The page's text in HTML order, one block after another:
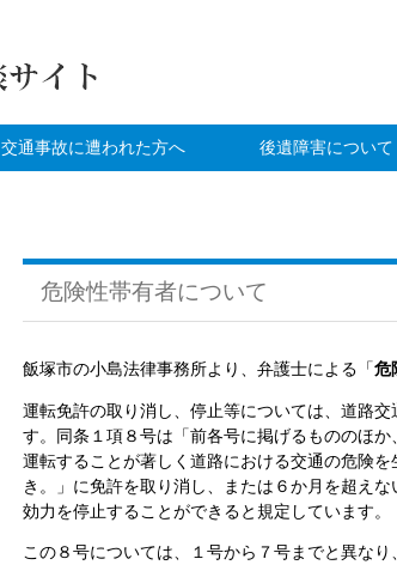
交通事故に遭われた方へ 後遺障害について
危険性帯有者について
飯塚市の小島法律事務所より、弁護士による「 危
運転免許の取り消し、停止等については、道路交
す。同条１項８号は「前各号に掲げるもののほ
運転することが著しく道路における交通の危険を
き。」に免許を取り消し、または６か月を超え
効力を停止することができると規定しています。
この８号については、１号から７号までと異な